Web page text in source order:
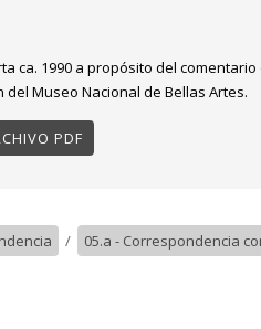
ca. 1990 a propósito del
del Museo Nacional de Bellas Artes.
PDF
/ 05.a - Correspondencia